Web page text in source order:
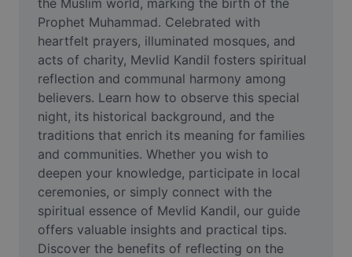
AI Text Remover
AI People Remover
AI Inpainting
Face Cutout
Video
Video arka planını kaldırma
Kaliteyi artır
the Muslim world, marking the birth of the
Prophet Muhammad. Celebrated with
heartfelt prayers, illuminated mosques, and
acts of charity, Mevlid Kandil fosters spiritual
reflection and communal harmony among
believers. Learn how to observe this special
night, its historical background, and the
traditions that enrich its meaning for families
and communities. Whether you wish to
deepen your knowledge, participate in local
ceremonies, or simply connect with the
spiritual essence of Mevlid Kandil, our guide
offers valuable insights and practical tips.
Discover the benefits of reflecting on the